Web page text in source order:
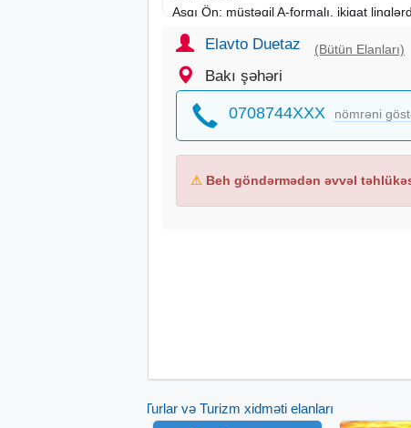
Asqı Ön: müstəqil A-formalı, ikiqat
absorber ilə
Sükan Sərbəst kompensasiya
Əyləc Arxa baraban
Məhsuldarlığı
Maksimal sürəti 25-30 km/ saat
Maksimal səyahət məsafəsi 60-70 km
Yamaç dırmaşma qabiliyyəti 25°-30°
Yükgötürmə qabiliyyəti 480 kq
Dönmə radiusu 4.5 m
Elavto Duetaz (Bütün Elanları)
Bakı şəhəri
0708744XXX nömrəni
⚠ Beh göndərmədən əvvəl
Turlar və Turizm xidməti elanları